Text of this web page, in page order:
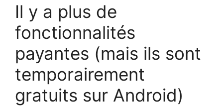
Il y a plus de
fonctionnalités
payantes (mais ils sont
temporairement
gratuits sur Android)